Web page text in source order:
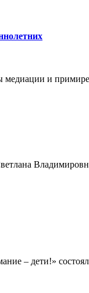
и
– дети!»